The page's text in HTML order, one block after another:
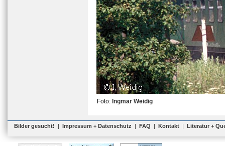
Foto: Ingmar Weidig
Bilder gesucht! | Impressum + Datenschutz | FAQ | Kontakt | Literatur +